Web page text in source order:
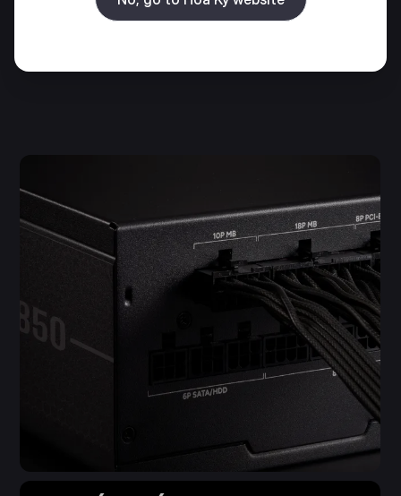
150mm, the Elite Gold’s compact design at 150mm or